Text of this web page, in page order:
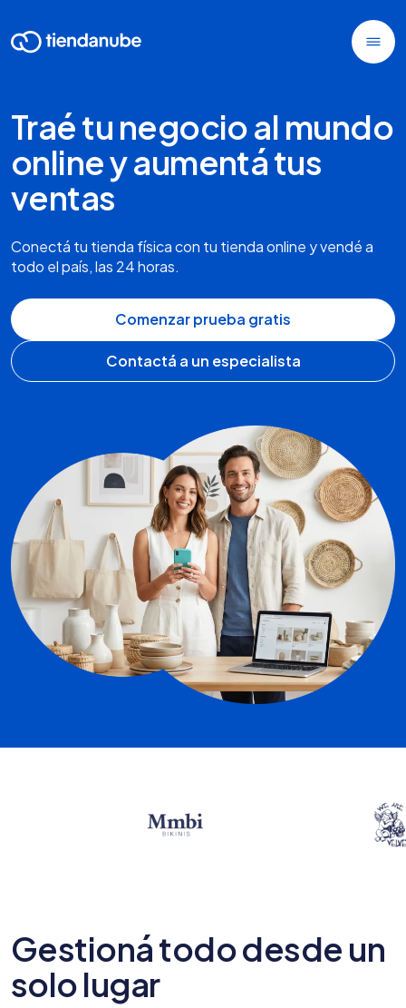
Traé tu negocio al mundo
online y aumentá tus
ventas
Conectá tu tienda física con tu tienda online y vendé a
todo el país, las 24 horas.
Comenzar prueba gratis
Contactá a un especialista
Gestioná todo desde un
solo lugar